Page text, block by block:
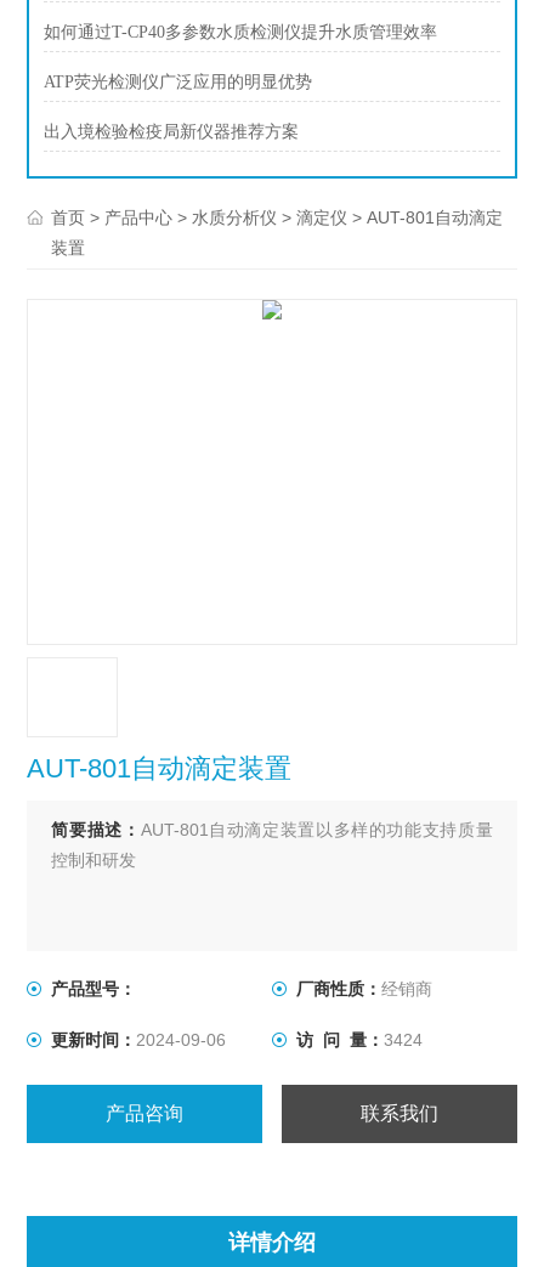
如何通过T-CP40多参数水质检测仪提升水质管理效率
ATP荧光检测仪广泛应用的明显优势
出入境检验检疫局新仪器推荐方案
首页 > 产品中心 > 水质分析仪 >滴定仪 > AUT-801自动滴定
装置
AUT-801自动滴定装置
简要描述： AUT-801自动滴定装置以多样的功能支持质量
控制和研发
产品型号： 厂商性质： 经销商
更新时间： 2024-09-06 访 问 量： 3424
产品咨询 联系我们
详情介绍